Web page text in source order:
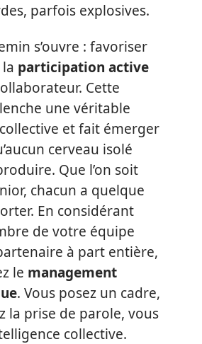
parfois explosives.
s’ouvre : favoriser
participation active
Cette
une véritable
et fait émerger
cerveau isolé
Que l’on soit
chacun a quelque
En considérant
de votre équipe
à part entière,
le management
. Vous posez un cadre,
la prise de parole, vous
collective.